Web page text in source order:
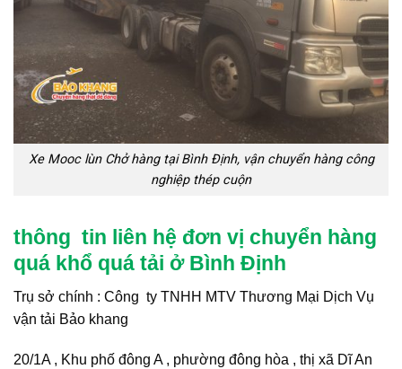
Xe Mooc lùn Chở hàng tại Bình Định, vận chuyển hàng công
nghiệp thép cuộn
thông tin liên hệ đơn vị chuyển hàng
quá khổ quá tải ở Bình Định
Trụ sở chính : Công ty TNHH MTV Thương Mại Dịch Vụ
vận tải Bảo khang
20/1A , Khu phố đông A , phường đông hòa , thị xã Dĩ An